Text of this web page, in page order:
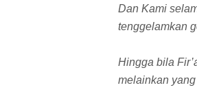
Dan Kami
tenggelamkan
Hingga bila
melainkan